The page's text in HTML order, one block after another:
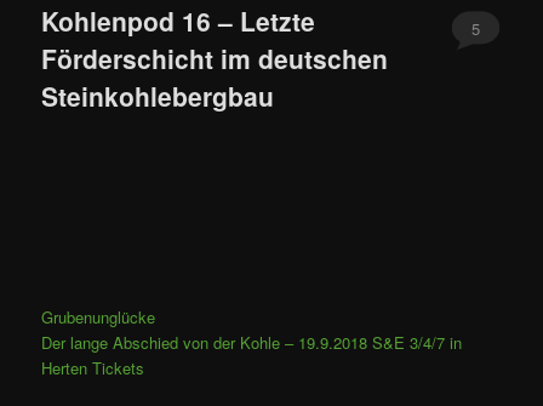
Kohlenpod 16 – Letzte
Förderschicht im deutschen
Steinkohlebergbau
5
Grubenunglücke
Der lange Abschied von der Kohle – 19.9.2018 S&E 3/4/7 in
Herten Tickets